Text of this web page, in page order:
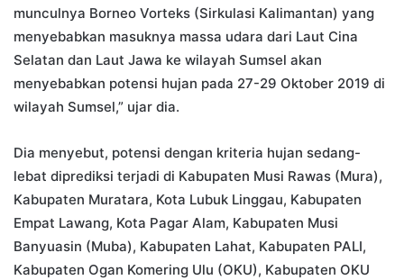
munculnya Borneo Vorteks (Sirkulasi Kalimantan) yang
menyebabkan masuknya massa udara dari Laut Cina
Selatan dan Laut Jawa ke wilayah Sumsel akan
menyebabkan potensi hujan pada 27-29 Oktober 2019 di
wilayah Sumsel,” ujar dia.
Dia menyebut, potensi dengan kriteria hujan sedang-
lebat diprediksi terjadi di Kabupaten Musi Rawas (Mura),
Kabupaten Muratara, Kota Lubuk Linggau, Kabupaten
Empat Lawang, Kota Pagar Alam, Kabupaten Musi
Banyuasin (Muba), Kabupaten Lahat, Kabupaten PALI,
Kabupaten Ogan Komering Ulu (OKU), Kabupaten OKU